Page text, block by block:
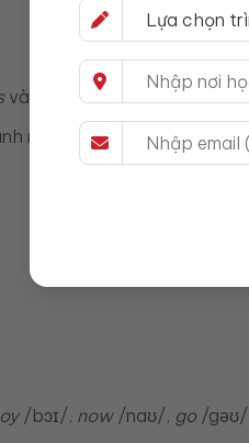
và
nhầm nghĩa giữa các từ:
/bɔɪ/, now/naʊ/, go/gəʊ/